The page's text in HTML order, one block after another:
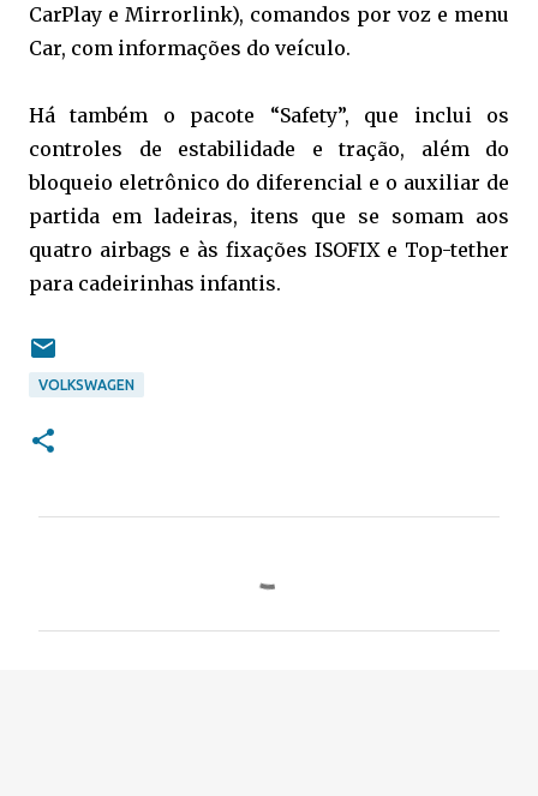
CarPlay e Mirrorlink), comandos por voz e menu
Car, com informações do veículo.
Há também o pacote “Safety”, que inclui os
controles de estabilidade e tração, além do
bloqueio eletrônico do diferencial e o auxiliar de
partida em ladeiras, itens que se somam aos
quatro airbags e às fixações ISOFIX e Top-tether
para cadeirinhas infantis.
VOLKSWAGEN
m